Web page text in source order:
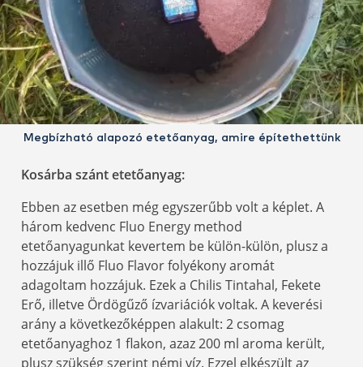
Megbízható alapozó etetőanyag, amire építethettünk
Kosárba szánt etetőanyag:
Ebben az esetben még egyszerűbb volt a képlet. A
három kedvenc Fluo Energy method
etetőanyagunkat kevertem be külön-külön, plusz a
hozzájuk illő Fluo Flavor folyékony aromát
adagoltam hozzájuk. Ezek a Chilis Tintahal, Fekete
Erő, illetve Ördögűző ízvariációk voltak. A keverési
arány a következőképpen alakult: 2 csomag
etetőanyaghoz 1 flakon, azaz 200 ml aroma került,
plusz szükség szerint némi víz. Ezzel elkészült az